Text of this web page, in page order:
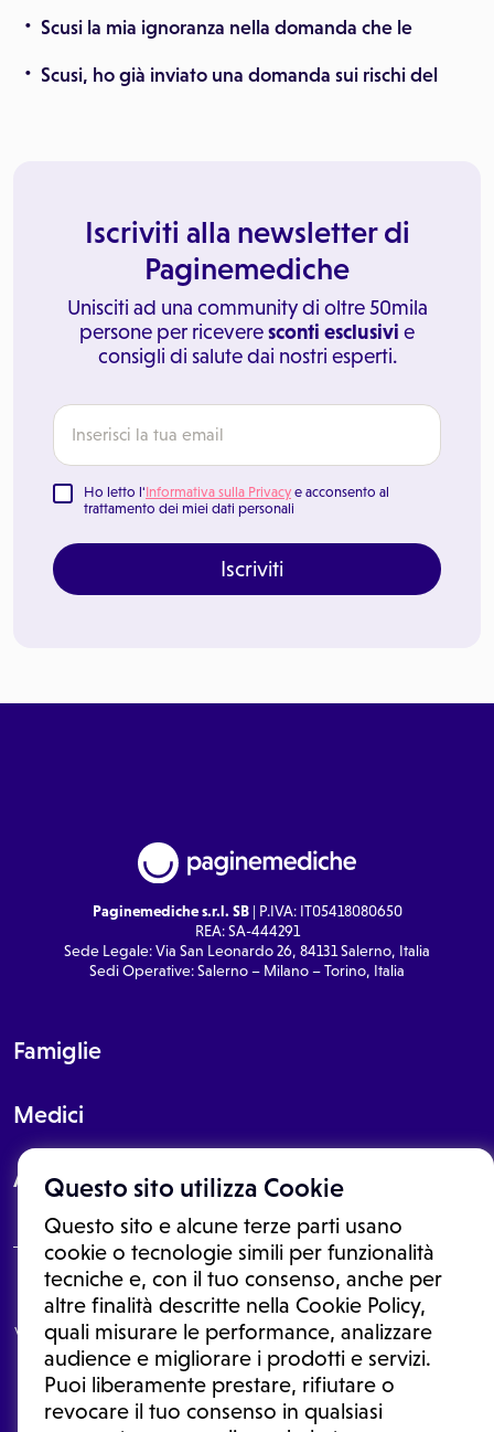
Questo sito utilizza Cookie
Questo sito e alcune terze parti usano
cookie o tecnologie simili per funzionalità
tecniche e, con il tuo consenso, anche per
altre finalità descritte nella Cookie Policy,
quali misurare le performance, analizzare
audience e migliorare i prodotti e servizi.
Puoi liberamente prestare, rifiutare o
revocare il tuo consenso in qualsiasi
Scusi la mia ignoranza nella domanda che le
Scusi, ho già inviato una domanda sui rischi del
Iscriviti alla newsletter di
Paginemediche
Unisciti ad una community di oltre 50mila
persone per riceveresconti esclusivi e
consigli di salute dai nostri esperti.
Ho letto l'Informativa sulla Privacy e acconsento al
trattamento dei miei dati personali
Iscriviti
Paginemediche s.r.l. SB| P.IVA: IT05418080650
REA: SA-444291
Sede Legale: Via San Leonardo 26, 84131 Salerno, Italia
Sedi Operative: Salerno – Milano – Torino, Italia
Famiglie
Medici
About
Le informazioni proposte in questo sito non sono un consulto medico.
In nessun caso, queste informazioni sostituiscono un consulto, una
visita o una diagnosi formulata dal medico. Non si devono considerare
le informazioni disponibili come suggerimenti per la formulazione di
una diagnosi, la determinazione di un trattamento o l'assunzione o
sospensione di un farmaco senza prima consultare un medico di
medicina generale o uno specialista.